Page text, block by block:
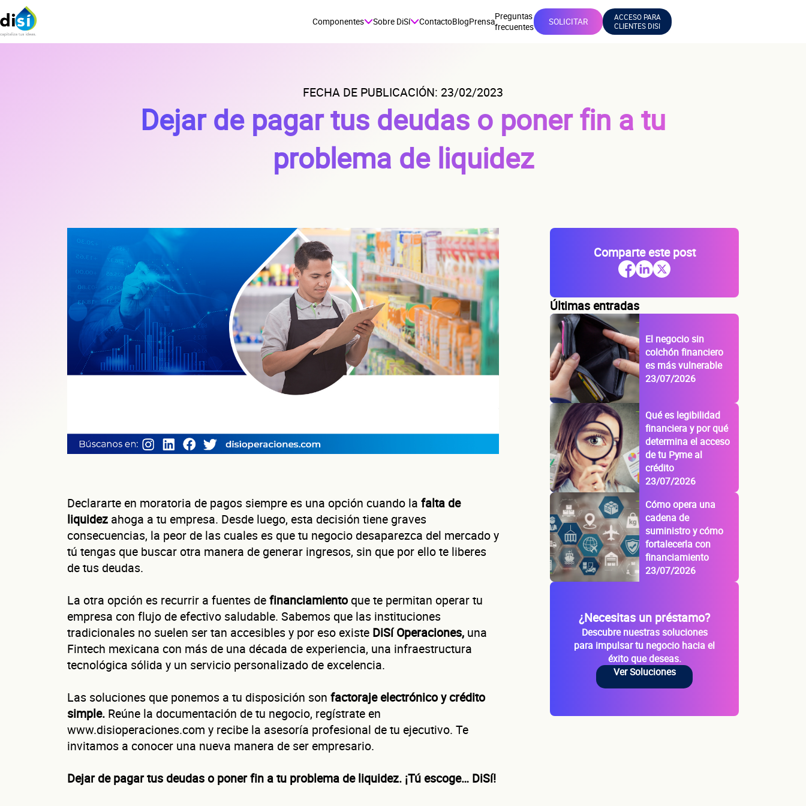
Componentes Sobre DiSí ContactoBlogPrensaPreguntas
frecuentes
SOLICITAR
ACCESO PARA
CLIENTES DISI
FECHA DE PUBLICACIÓN: 23/02/2023
Dejar de pagar tus deudas o poner fin a tu
problema de liquidez
Declararte en moratoria de pagos siempre es una opción cuando la falta de
liquidez ahoga a tu empresa. Desde luego, esta decisión tiene graves
consecuencias, la peor de las cuales es que tu negocio desaparezca del mercado y
tú tengas que buscar otra manera de generar ingresos, sin que por ello te liberes
de tus deudas.
La otra opción es recurrir a fuentes definanciamiento que te permitan operar tu
empresa con flujo de efectivo saludable. Sabemos que las instituciones
tradicionales no suelen ser tan accesibles y por eso existe DiSí Operaciones, una
Fintech mexicana con más de una década de experiencia, una infraestructura
tecnológica sólida y un servicio personalizado de excelencia.
Las soluciones que ponemos a tu disposición son factoraje electrónico y crédito
simple. Reúne la documentación de tu negocio, regístrate en
www.disioperaciones.com y recibe la asesoría profesional de tu ejecutivo. Te
invitamos a conocer una nueva manera de ser empresario.
Dejar de pagar tus deudas o poner fin a tu problema de liquidez. ¡Tú escoge… DiSí!
Comparte este post
Últimas entradas
El negocio sin
colchón financiero
es más vulnerable
23/07/2026
Qué es legibilidad
financiera y por qué
determina el acceso
de tu Pyme al
crédito
23/07/2026
Cómo opera una
cadena de
suministro y cómo
fortalecerla con
financiamiento
23/07/2026
¿Necesitas un préstamo?
Descubre nuestras soluciones
para impulsar tu negocio hacia el
éxito que deseas.
Ver Soluciones
Cuéntanos de tu negocio
¿Cuánto factura tu negocio al año?
Esto nos ayuda a ofrecerte la línea de crédito correcta para tu negocio.
No te preocupes, evaluamos cada caso de forma integral.